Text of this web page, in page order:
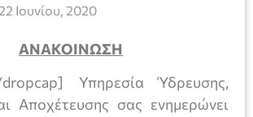
22 Ιουνίου, 2020
ΑΝΑΚΟΙΝΩΣΗ
Υπηρεσία Ύδρευσης,
Αποχέτευσης σας ενημερώνει